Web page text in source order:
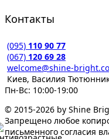
Контакты
(095) 110 90 77
(067) 120 69 28
welcome@shine-
Киев, Василия
Пн-Вс: 10:00-19:00
© 2015-2026 by Shine
Запрещено любое
письменного согласия